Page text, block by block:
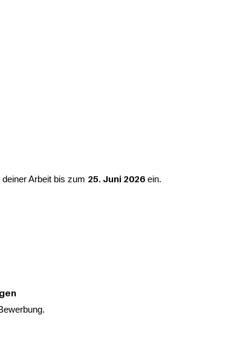
Arbeit bis zum 25. Juni 2026ein.